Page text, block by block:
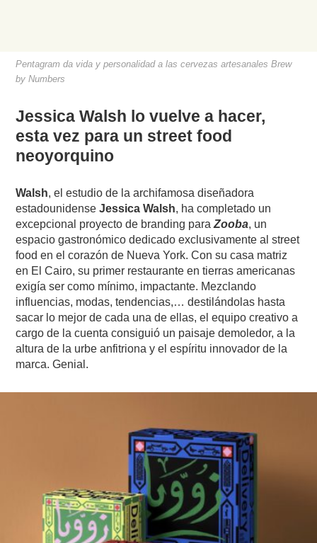
Pentagram da vida y personalidad a las cervezas artesanales Brew
by Numbers
Jessica Walsh lo vuelve a hacer,
esta vez para un street food
neoyorquino
Walsh, el estudio de la archifamosa diseñadora
estadounidenseJessica Walsh, ha completado un
excepcional proyecto de branding paraZooba, un
espacio gastronómico dedicado exclusivamente al street
food en el corazón de Nueva York. Con su casa matriz
en El Cairo, su primer restaurante en tierras americanas
exigía ser como mínimo, impactante. Mezclando
influencias, modas, tendencias,… destilándolas hasta
sacar lo mejor de cada una de ellas, el equipo creativo a
cargo de la cuenta consiguió un paisaje demoledor, a la
altura de la urbe anfitriona y el espíritu innovador de la
marca. Genial.